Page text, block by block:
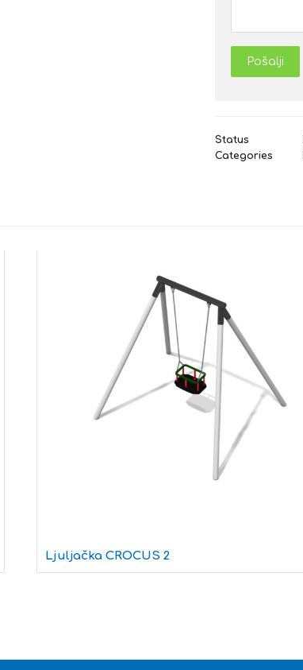
Pošalji
Status
Categories
Ljuljačka CROCUS 2